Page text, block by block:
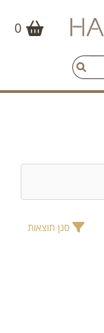
0
סנן תוצאות